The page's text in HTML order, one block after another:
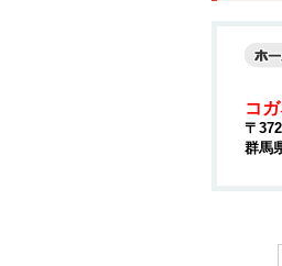
コ
〒
群馬